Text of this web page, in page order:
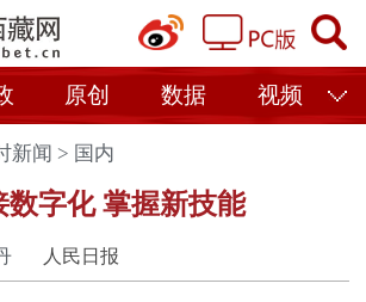
原创 数据 视频
新闻 > 国内
数字化 掌握新技能
人民日报